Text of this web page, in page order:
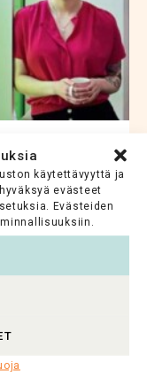
käytettävyyttä ja
evästeet
Evästeiden
kertoa
tarkemmin